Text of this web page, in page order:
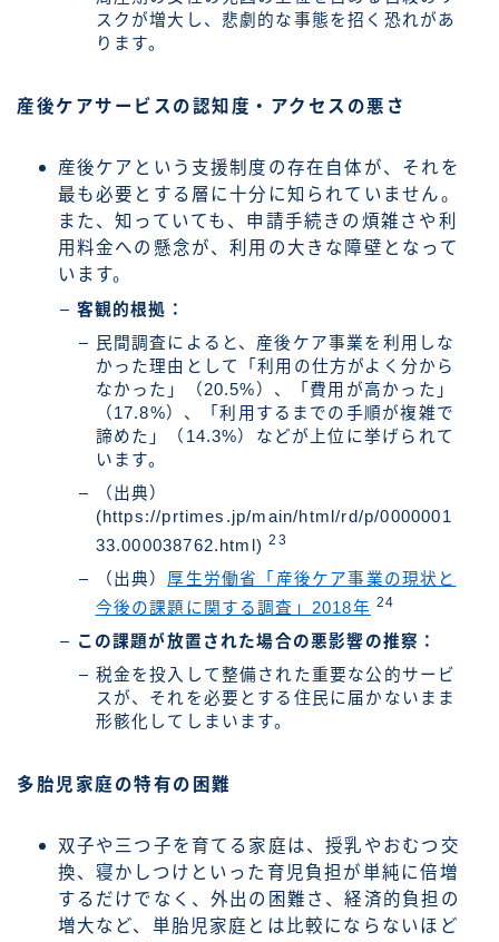
スクが増大し、悲劇的な事態を招く恐れがあ
ります。
産後ケアサービスの認知度・アクセスの悪さ
産後ケアという支援制度の存在自体が、それを
最も必要とする層に十分に知られていません。
また、知っていても、申請手続きの煩雑さや利
用料金への懸念が、利用の大きな障壁となって
います。
客観的根拠：
民間調査によると、産後ケア事業を利用しな
かった理由として「利用の仕方がよく分から
なかった」（20.5%）、「費用が高かった」
（17.8%）、「利用するまでの手順が複雑で
諦めた」（14.3%）などが上位に挙げられて
います。
（出典）
(https://prtimes.jp/main/html/rd/p/0000001
33.000038762.html)23
（出典） 厚生労働省「産後ケア事業の現状と
今後の課題に関する調査」2018年 24
この課題が放置された場合の悪影響の推察：
税金を投入して整備された重要な公的サービ
スが、それを必要とする住民に届かないまま
形骸化してしまいます。
多胎児家庭の特有の困難
双子や三つ子を育てる家庭は、授乳やおむつ交
換、寝かしつけといった育児負担が単純に倍増
するだけでなく、外出の困難さ、経済的負担の
増大など、単胎児家庭とは比較にならないほど